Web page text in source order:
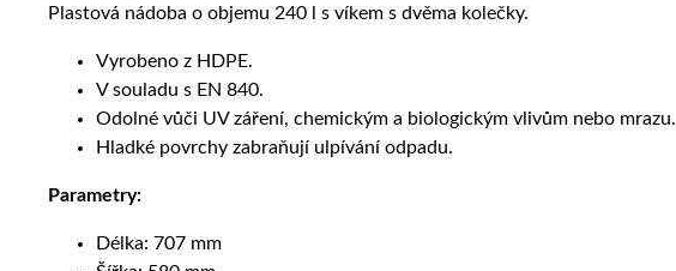
Plastová nádoba o objemu 240 l s víkem s dvěma kolečky.
Vyrobeno z HDPE.
V souladu s EN 840.
Odolné vůči UV záření, chemickým a biologickým vlivům nebo mrazu.
Hladké povrchy zabraňují ulpívání odpadu.
Parametry:
Délka: 707 mm